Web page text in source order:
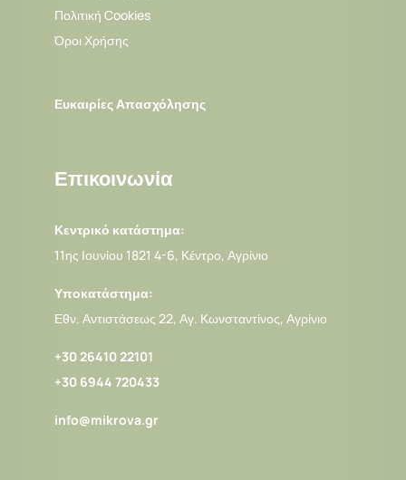
Πολιτική Cookies
Όροι Χρήσης
Ευκαιρίες Απασχόλησης
Επικοινωνία
Κεντρικό κατάστημα:
11ης Ιουνίου 1821 4-6, Κέντρο, Αγρίνιο
Υποκατάστημα:
Εθν. Αντιστάσεως 22, Αγ. Κωνσταντίνος, Αγρίνιο
+30 26410 22101
+30 6944 720433
info@mikrova.gr